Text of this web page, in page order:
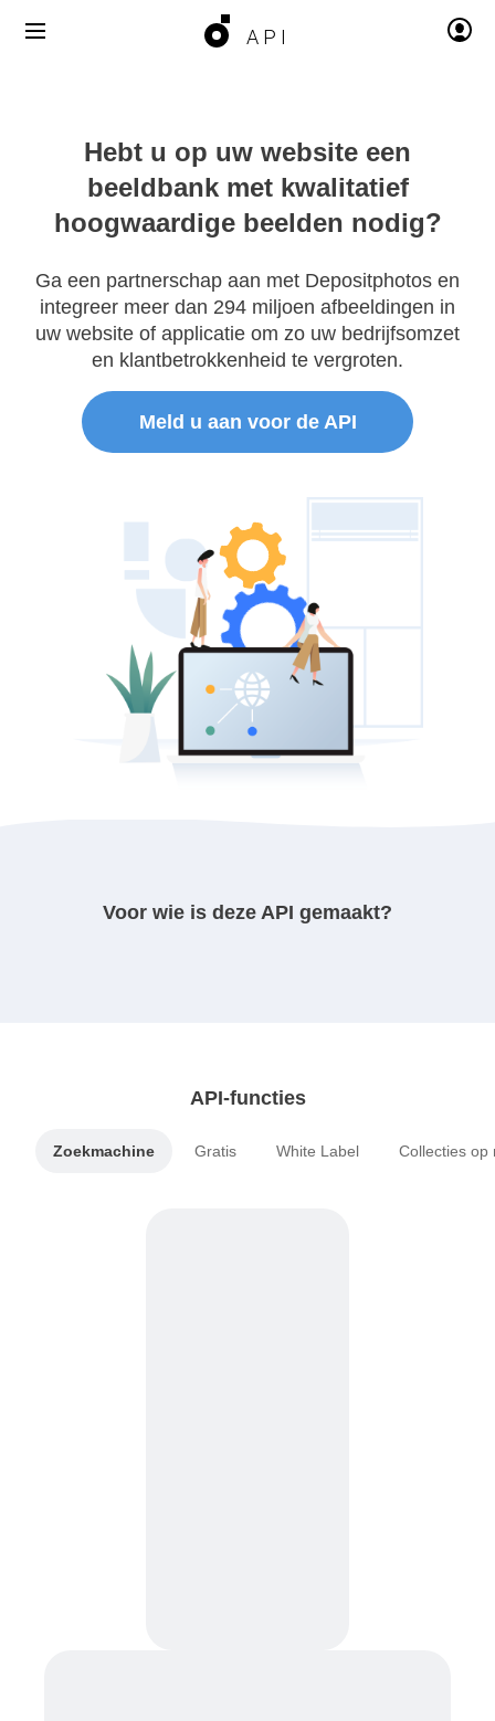
API
Hebt u op uw website een
beeldbankmet kwalitatief
hoogwaardige beelden nodig?
Ga een partnerschap aan met Depositphotos en
integreer meer dan 294 miljoen afbeeldingen in
uw website of applicatie om zo uw bedrijfsomzet
en klantbetrokkenheid te vergroten.
Meld u aan voor de API
Voor wie is deze API gemaakt?
API-functies
Zoekmachine Gratis White Label Collecties op